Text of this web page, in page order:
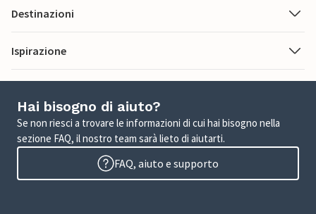
Destinazioni
Ispirazione
Hai bisogno di aiuto?
Se non riesci a trovare le informazioni di cui hai bisogno nella
sezione FAQ, il nostro team sarà lieto di aiutarti.
FAQ, aiuto e supporto